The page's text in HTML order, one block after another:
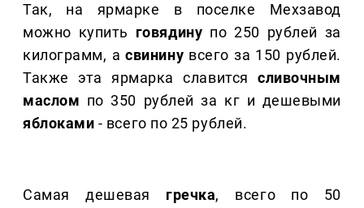
Так, на ярмарке в поселке Мехзавод
можно купить говядину по 250 рублей за
килограмм, асвинину всего за 150 рублей.
Также эта ярмарка славитсясливочным
маслом по 350 рублей за кг и дешевыми
яблоками - всего по 25 рублей.
Самая дешевая гречка, всего по 50